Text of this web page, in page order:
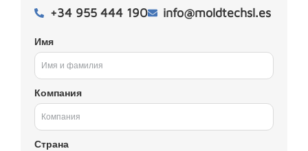
+34 955 444 190 info@moldtechsl.es
Имя
Компания
Страна